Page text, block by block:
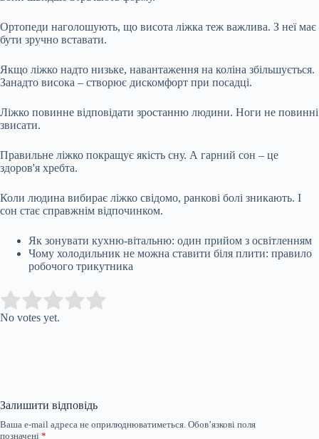
Ортопеди наголошують, що висота ліжка теж важлива. З неї має
бути зручно вставати.
Якщо ліжко надто низьке, навантаження на коліна збільшується.
Занадто висока – створює дискомфорт при посадці.
Ліжко повинне відповідати зростанню людини. Ноги не повинні
звисати.
Правильне ліжко покращує якість сну. А гарний сон – це
здоров'я хребта.
Коли людина вибирає ліжко свідомо, ранкові болі зникають. І
сон стає справжнім відпочинком.
Як зонувати кухню-вітальню: один прийом з освітленням
Чому холодильник не можна ставити біля плити: правило
робочого трикутника
Rate this item:
No votes yet.
Залишити відповідь
Ваша e-mail адреса не оприлюднюватиметься. Обов’язкові поля
позначені *